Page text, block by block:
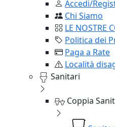
Accedi/
Chi Siamo
LE NOSTRE
Politica dei
Paga a Rate
Località
Sanitari
Coppia